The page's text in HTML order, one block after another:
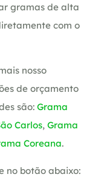
gramas de alta
com o
nosso
de orçamento
são: Grama
Carlos, Grama
Coreana.
no botão abaixo: